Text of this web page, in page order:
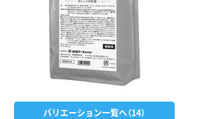
バリエーション一覧へ（14）